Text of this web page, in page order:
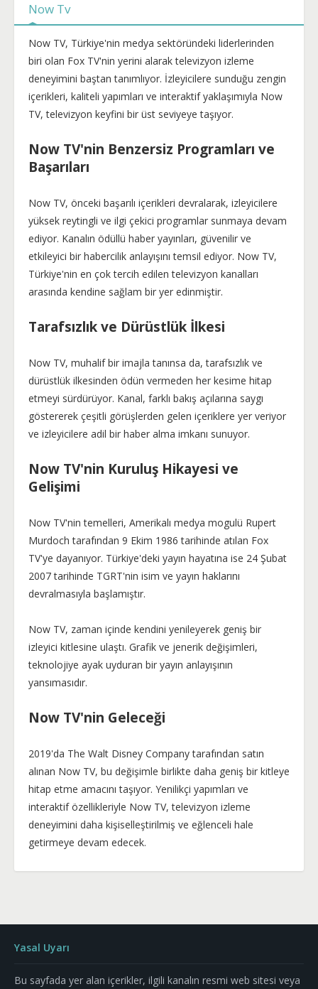
Now Tv
Now TV, Türkiye'nin medya sektöründeki liderlerinden
biri olan Fox TV'nin yerini alarak televizyon izleme
deneyimini baştan tanımlıyor. İzleyicilere sunduğu zengin
içerikleri, kaliteli yapımları ve interaktif yaklaşımıyla Now
TV, televizyon keyfini bir üst seviyeye taşıyor.
Now TV'nin Benzersiz Programları ve
Başarıları
Now TV, önceki başarılı içerikleri devralarak, izleyicilere
yüksek reytingli ve ilgi çekici programlar sunmaya devam
ediyor. Kanalın ödüllü haber yayınları, güvenilir ve
etkileyici bir habercilik anlayışını temsil ediyor. Now TV,
Türkiye'nin en çok tercih edilen televizyon kanalları
arasında kendine sağlam bir yer edinmiştir.
Tarafsızlık ve Dürüstlük İlkesi
Now TV, muhalif bir imajla tanınsa da, tarafsızlık ve
dürüstlük ilkesinden ödün vermeden her kesime hitap
etmeyi sürdürüyor. Kanal, farklı bakış açılarına saygı
göstererek çeşitli görüşlerden gelen içeriklere yer veriyor
ve izleyicilere adil bir haber alma imkanı sunuyor.
Now TV'nin Kuruluş Hikayesi ve
Gelişimi
Now TV'nin temelleri, Amerikalı medya mogulü Rupert
Murdoch tarafından 9 Ekim 1986 tarihinde atılan Fox
TV'ye dayanıyor. Türkiye'deki yayın hayatına ise 24 Şubat
2007 tarihinde TGRT'nin isim ve yayın haklarını
devralmasıyla başlamıştır.
Now TV, zaman içinde kendini yenileyerek geniş bir
izleyici kitlesine ulaştı. Grafik ve jenerik değişimleri,
teknolojiye ayak uyduran bir yayın anlayışının
yansımasıdır.
Now TV'nin Geleceği
2019'da The Walt Disney Company tarafından satın
alınan Now TV, bu değişimle birlikte daha geniş bir kitleye
hitap etme amacını taşıyor. Yenilikçi yapımları ve
interaktif özellikleriyle Now TV, televizyon izleme
deneyimini daha kişiselleştirilmiş ve eğlenceli hale
getirmeye devam edecek.
Yasal Uyarı
Bu sayfada yer alan içerikler, ilgili kanalın resmi web sitesi veya